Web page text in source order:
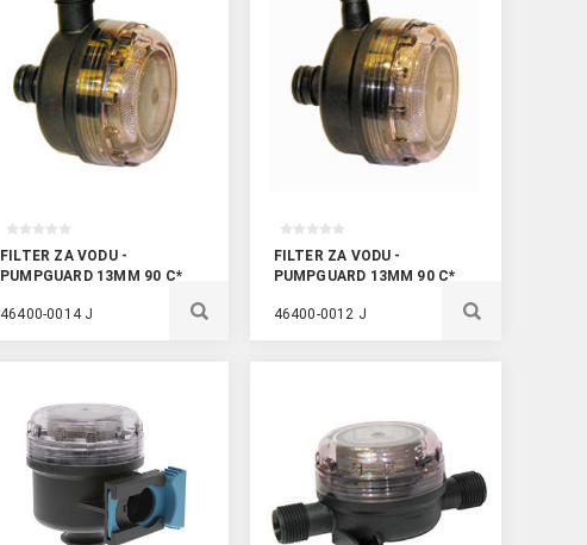
FILTER ZA VODU -
PUMPGUARD 13MM 90 C*
46400-0014 J
FILTER ZA VODU -
PUMPGUARD 13MM 90 C*
46400-0012 J